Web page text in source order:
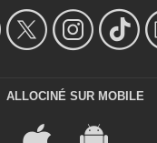
ALLOCINÉ SUR MOBILE